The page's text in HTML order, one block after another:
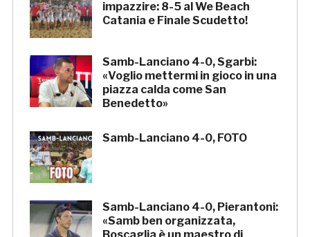
impazzire: 8-5 al We Beach
Catania e Finale Scudetto!
Samb-Lanciano 4-0, Sgarbi:
«Voglio mettermi in gioco in una
piazza calda come San
Benedetto»
Samb-Lanciano 4-0, FOTO
Samb-Lanciano 4-0, Pierantoni:
«Samb ben organizzata,